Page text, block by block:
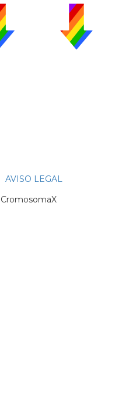
AVISO LEGAL